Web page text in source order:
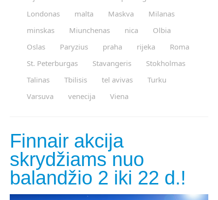
Londonas
malta Maskva
Milanas
minskas
Miunchenas nica
Olbia
Oslas
Paryzius praha rijeka
Roma
St. Peterburgas
Stavangeris
Stokholmas
Talinas
Tbilisis tel avivas
Turku
Varsuva
venecija Viena
Finnair akcija
skrydžiams nuo
balandžio 2 iki 22 d.!